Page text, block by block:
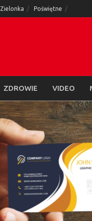
Zielonka Poświętne
ZDROWIE VIDEO